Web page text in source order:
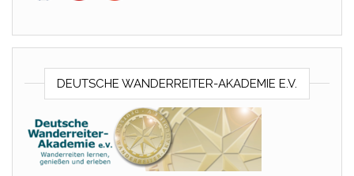
DEUTSCHE WANDERREITER-AKADEMIE E.V.